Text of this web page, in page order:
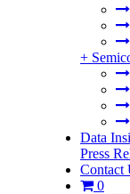
+
Data
Press
Contact
0